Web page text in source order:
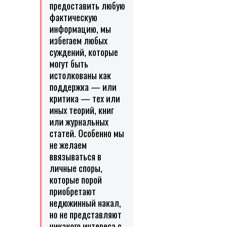
предоставить любую
фактическую
информацию, мы
избегаем любых
суждений, которые
могут быть
истолкованы как
поддержка — или
критика — тех или
иных теорий, книг
или журнальных
статей. Особенно мы
не желаем
ввязываться в
личные споры,
которые порой
приобретают
недюжинный накал,
но не представляют